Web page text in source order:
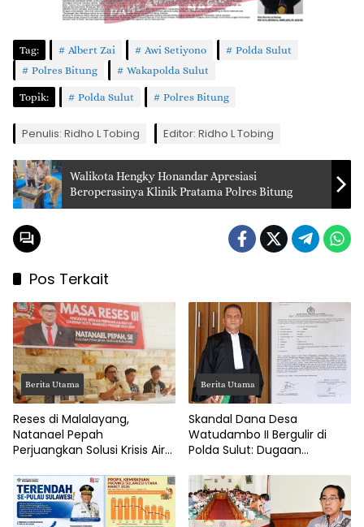
Tag: Albert Zai Awi Setiyono
Polda Sulut
Polres Bitung
Wakapolda Sulut
Topik: Polda Sulut Polres Bitung
Penulis: Ridho L Tobing Editor: Ridho L Tobing
Walikota Hengky Honandar Apresiasi
Beroperasinya Klinik Pratama Polres Bitung
Pos Terkait
Berita Utama
Reses di Malalayang,
Natanael Pepah
Perjuangkan Solusi Krisis Air
DPRD Manado
Berita Utama
Skandal Dana Desa
Watudambo II Bergulir di
Polda Sulut: Dugaan
Hingga Jalan Tani Rp214
Juta